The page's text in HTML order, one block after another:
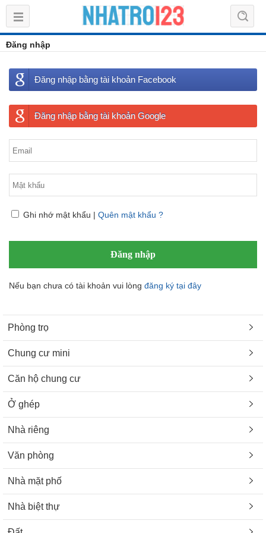
Đăng nhập
Đăng nhập bằng tài khoản Facebook
Đăng nhập bằng tài khoản Google
Ghi nhớ mật khẩu | Quên mật khẩu ?
Đăng nhập
Nếu bạn chưa có tài khoản vui lòng đăng ký tại đây
Phòng trọ
Chung cư mini
Căn hộ chung cư
Ở ghép
Nhà riêng
Văn phòng
Nhà mặt phố
Nhà biệt thự